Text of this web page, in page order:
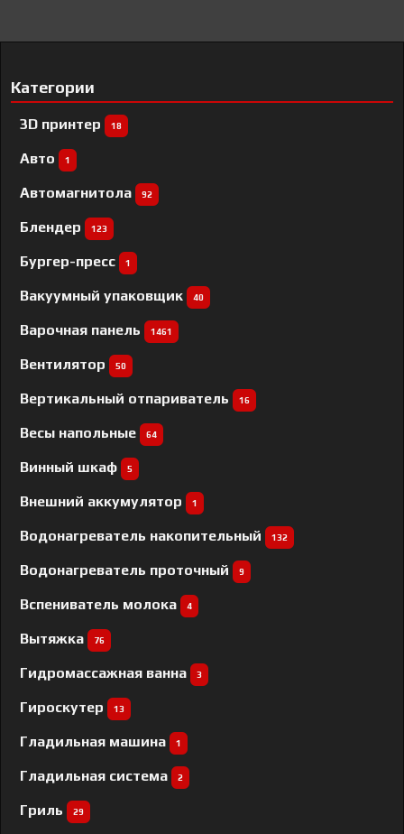
Категории
3D принтер 18
Авто 1
Автомагнитола 92
Блендер 123
Бургер-пресс 1
Вакуумный упаковщик 40
Варочная панель 1461
Вентилятор 50
Вертикальный отпариватель 16
Весы напольные 64
Винный шкаф 5
Внешний аккумулятор 1
Водонагреватель накопительный 132
Водонагреватель проточный 9
Вспениватель молока 4
Вытяжка 76
Гидромассажная ванна 3
Гироскутер 13
Гладильная машина 1
Гладильная система 2
Гриль 29